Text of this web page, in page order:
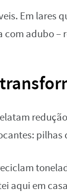
Em lares
com adubo
pilhas
aqui em